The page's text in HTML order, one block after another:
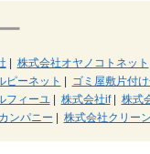
株式会社オヤノコトネット
ピーネット ゴミ屋敷片付
フィーユ| 株式会社if| 株式
ンパニー 株式会社クリー